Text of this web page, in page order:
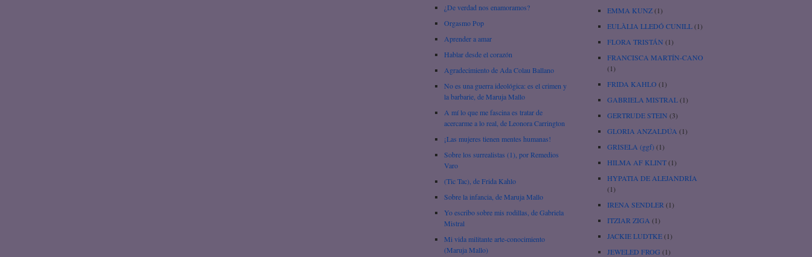
¿De verdad nos enamoramos?
Orgasmo Pop
Aprender a amar
Hablar desde el corazón
Agradecimiento de Ada Colau Ballano
No es una guerra ideológica: es el crimen y
la barbarie, de Maruja Mallo
A mí lo que me fascina es tratar de
acercarme a lo real, de Leonora Carrington
¡Las mujeres tienen mentes humanas!
Sobre los surrealistas (1), por Remedios
Varo
(Tic Tac), de Frida Kahlo
Sobre la infancia, de Maruja Mallo
Yo escribo sobre mis rodillas, de Gabriela
Mistral
Mi vida militante arte-conocimiento
(Maruja Mallo)
EMMA KUNZ(1)
EULÀLIA LLEDÓ CUNILL(1)
FLORA TRISTÁN (1)
FRANCISCA MARTÍN-CANO
(1)
FRIDA KAHLO (1)
GABRIELA MISTRAL(1)
GERTRUDE STEIN (3)
GLORIA ANZALDÚA (1)
GRISELA (ggf)(1)
HILMA AF KLINT(1)
HYPATIA DE ALEJANDRÍA
(1)
IRENA SENDLER (1)
ITZIAR ZIGA (1)
JACKIE LUDTKE(1)
JEWELED FROG (1)